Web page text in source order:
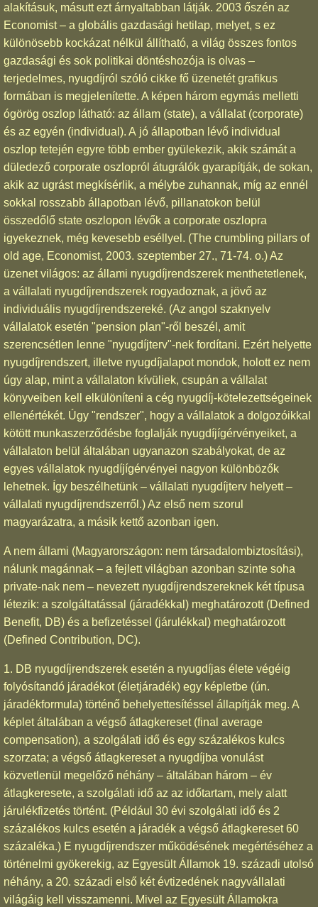
alakításuk, másutt ezt árnyaltabban látják. 2003 őszén az
Economist – a globális gazdasági hetilap, melyet, s ez
különösebb kockázat nélkül állítható, a világ összes fontos
gazdasági és sok politikai döntéshozója is olvas –
terjedelmes, nyugdíjról szóló cikke fő üzenetét grafikus
formában is megjelenítette. A képen három egymás melletti
ógörög oszlop látható: az állam (state), a vállalat (corporate)
és az egyén (individual). A jó állapotban lévő individual
oszlop tetején egyre több ember gyülekezik, akik számát a
düledező corporate oszlopról átugrálók gyarapítják, de sokan,
akik az ugrást megkísérlik, a mélybe zuhannak, míg az ennél
sokkal rosszabb állapotban lévő, pillanatokon belül
összedőlő state oszlopon lévők a corporate oszlopra
igyekeznek, még kevesebb eséllyel. (The crumbling pillars of
old age, Economist, 2003. szeptember 27., 71-74. o.) Az
üzenet világos: az állami nyugdíjrendszerek menthetetlenek,
a vállalati nyugdíjrendszerek rogyadoznak, a jövő az
individuális nyugdíjrendszereké. (Az angol szaknyelv
vállalatok esetén "pension plan"-ről beszél, amit
szerencsétlen lenne "nyugdíjterv"-nek fordítani. Ezért helyette
nyugdíjrendszert, illetve nyugdíjalapot mondok, holott ez nem
úgy alap, mint a vállalaton kívüliek, csupán a vállalat
könyveiben kell elkülöníteni a cég nyugdíj-kötelezettségeinek
ellenértékét. Úgy "rendszer", hogy a vállalatok a dolgozóikkal
kötött munkaszerződésbe foglalják nyugdíjígérvényeiket, a
vállalaton belül általában ugyanazon szabályokat, de az
egyes vállalatok nyugdíjígérvényei nagyon különbözők
lehetnek. Így beszélhetünk – vállalati nyugdíjterv helyett –
vállalati nyugdíjrendszerről.) Az első nem szorul
magyarázatra, a másik kettő azonban igen.
A nem állami (Magyarországon: nem társadalombiztosítási),
nálunk magánnak – a fejlett világban azonban szinte soha
private-nak nem – nevezett nyugdíjrendszereknek két típusa
létezik: a szolgáltatással (járadékkal) meghatározott (Defined
Benefit, DB) és a befizetéssel (járulékkal) meghatározott
(Defined Contribution, DC).
1. DB nyugdíjrendszerek esetén a nyugdíjas élete végéig
folyósítandó járadékot (életjáradék) egy képletbe (ún.
járadékformula) történő behelyettesítéssel állapítják meg. A
képlet általában a végső átlagkereset (final average
compensation), a szolgálati idő és egy százalékos kulcs
szorzata; a végső átlagkereset a nyugdíjba vonulást
közvetlenül megelőző néhány – általában három – év
átlagkeresete, a szolgálati idő az az időtartam, mely alatt
járulékfizetés történt. (Például 30 évi szolgálati idő és 2
százalékos kulcs esetén a járadék a végső átlagkereset 60
százaléka.) E nyugdíjrendszer működésének megértéséhez a
történelmi gyökerekig, az Egyesült Államok 19. századi utolsó
néhány, a 20. századi első két évtizedének nagyvállalati
világáig kell visszamenni. Mivel az Egyesült Államokra